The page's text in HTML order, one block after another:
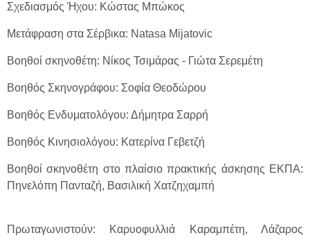
Σχεδιασμός Ήχου: Κώστας Μπώκος
Μετάφραση στα Σέρβικα: Natasa Mijatovic
Βοηθοί σκηνοθέτη: Νίκος Τσιμάρας - Γιώτα Σερεμέτη
Βοηθός Σκηνογράφου: Σοφία Θεοδώρου
Βοηθός Ενδυματολόγου: Δήμητρα Σαρρή
Βοηθός Κινησιολόγου: Κατερίνα Γεβετζή
Βοηθοί σκηνοθέτη στο πλαίσιο πρακτικής άσκησης ΕΚΠΑ:
Πηνελόπη Πανταζή, Βασιλική Χατζηχαμπή
Πρωταγωνιστούν: Καρυοφυλλιά Καραμπέτη, Λάζαρος